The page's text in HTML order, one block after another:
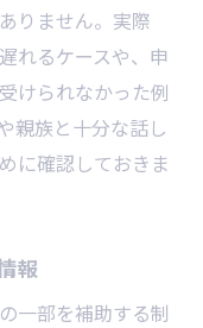
りません。実際
れるケースや、申
けられなかった例
親族と十分な話し
に確認しておきま
報
一部を補助する制